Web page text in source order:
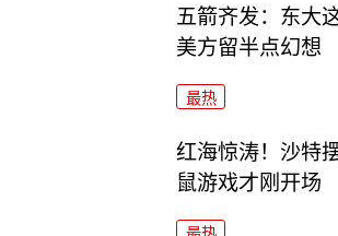
五箭齐发：东大
美方留半点幻想
最热
红海惊涛！沙特
鼠游戏才刚开场